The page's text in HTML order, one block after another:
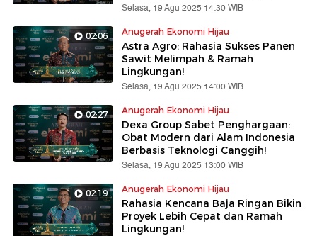
Selasa, 19 Agu 2025 14:30 WIB
02:06 Anugerah Ekonomi Hijau
Astra Agro: Rahasia Sukses Panen
Sawit Melimpah & Ramah
Lingkungan!
Selasa, 19 Agu 2025 14:00 WIB
02:27 Anugerah Ekonomi Hijau
Dexa Group Sabet Penghargaan:
Obat Modern dari Alam Indonesia
Berbasis Teknologi Canggih!
Selasa, 19 Agu 2025 13:00 WIB
02:19 Anugerah Ekonomi Hijau
Rahasia Kencana Baja Ringan Bikin
Proyek Lebih Cepat dan Ramah
Lingkungan!